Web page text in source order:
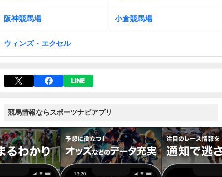
阪神競馬場 小倉競馬場
ウィンズ・エクセル
競馬情報ならスポーツナビアプリ